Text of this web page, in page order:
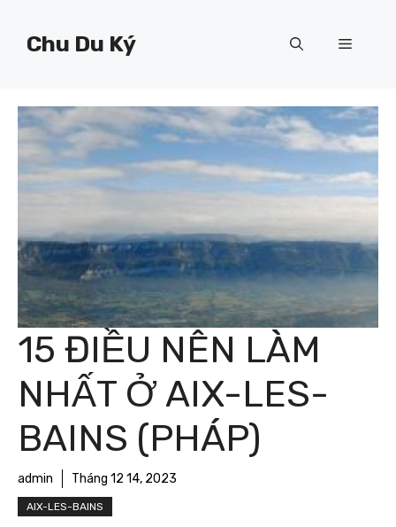
Chu Du Ký Menu
15 ĐIỀU NÊN LÀM
NHẤT Ở AIX-LES-
BAINS (PHÁP)
admin Tháng 12 14, 2023
AIX-LES-BAINS